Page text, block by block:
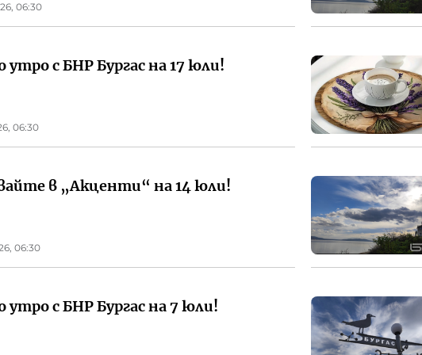
06:30
утро с БНР Бургас на 17 юли!
06:30
в „Акценти“ на 14 юли!
06:30
утро с БНР Бургас на 7 юли!